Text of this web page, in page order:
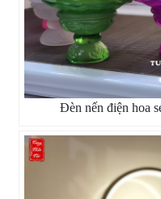
Đèn nến điện hoa